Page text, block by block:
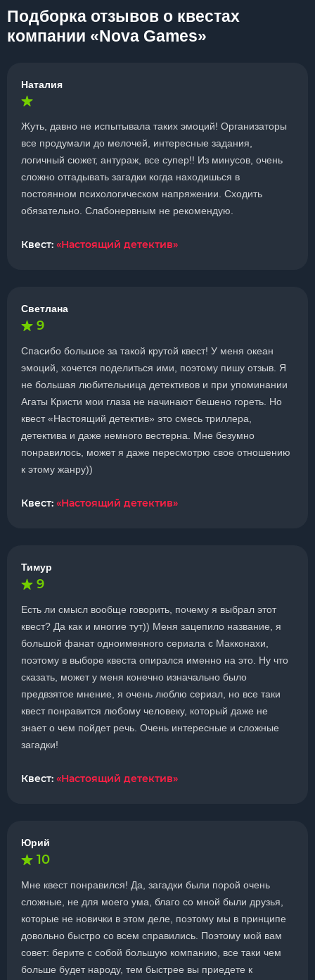
Подборка отзывов о квестах
компании «Nova Games»
Наталия
Жуть, давно не испытывала таких эмоций! Организаторы
все продумали до мелочей, интересные задания,
логичный сюжет, антураж, все супер!! Из минусов, очень
сложно отгадывать загадки когда находишься в
постоянном психологическом напряжении. Сходить
обязательно. Слабонервным не рекомендую.
Квест: «Настоящий детектив»
Светлана
9
Спасибо большое за такой крутой квест! У меня океан
эмоций, хочется поделиться ими, поэтому пишу отзыв. Я
не большая любительница детективов и при упоминании
Агаты Кристи мои глаза не начинают бешено гореть. Но
квест «Настоящий детектив» это смесь триллера,
детектива и даже немного вестерна. Мне безумно
понравилось, может я даже пересмотрю свое отношению
к этому жанру))
Квест: «Настоящий детектив»
Тимур
9
Есть ли смысл вообще говорить, почему я выбрал этот
квест? Да как и многие тут)) Меня зацепило название, я
большой фанат одноименного сериала с Макконахи,
поэтому в выборе квеста опирался именно на это. Ну что
сказать, может у меня конечно изначально было
предвзятое мнение, я очень люблю сериал, но все таки
квест понравится любому человеку, который даже не
знает о чем пойдет речь. Очень интересные и сложные
загадки!
Квест: «Настоящий детектив»
Юрий
10
Мне квест понравился! Да, загадки были порой очень
сложные, не для моего ума, благо со мной были друзья,
которые не новички в этом деле, поэтому мы в принципе
довольно быстро со всем справились. Поэтому мой вам
совет: берите с собой большую компанию, все таки чем
больше будет народу, тем быстрее вы приедете к